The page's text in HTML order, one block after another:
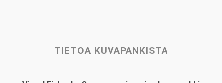
TIETOA KUVAPANKISTA